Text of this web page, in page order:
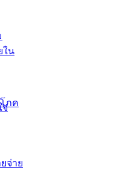
ภค
จ่าย
ใน
จ